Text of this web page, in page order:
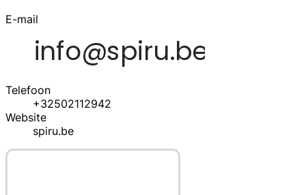
E-mail
Telefoon
+32502112942
Website
spiru.be